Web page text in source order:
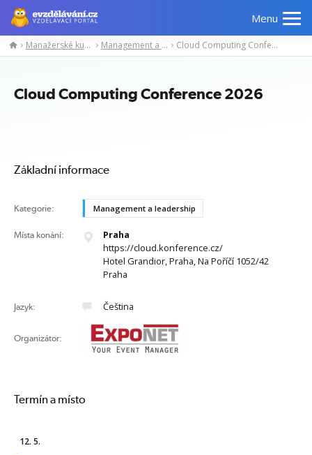
Menu
Manažerské
Odborné
Počítačové
Manažerské kurzy Management a leadership Cloud Computing Conference 2026
Cloud Computing Conference 2026
Základní informace
Kategorie: Management a leadership
Místa konání:
Praha
https://cloud.konference.cz/
Hotel Grandior, Praha, Na Poříčí 1052/42
Praha
Jazyk: Čeština
Organizátor:
Termín a místo
12. 5.